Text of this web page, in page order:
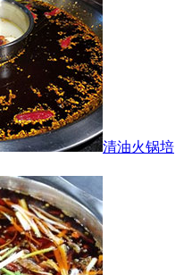
清油火锅培